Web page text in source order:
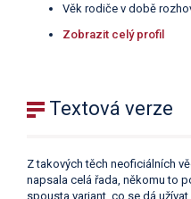
Věk rodiče v době
Zobrazit celý profil
Textová verze
Z takových těch neoficiálních
napsala celá řada, někomu to
spousta variant, co se dá